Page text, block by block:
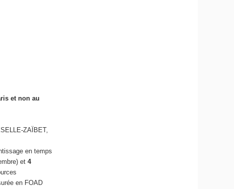
et non au
ZAÏBET,
en temps
et 4
en FOAD